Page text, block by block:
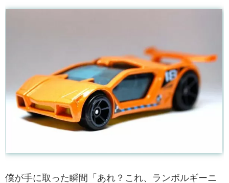
僕が手に取った瞬間「あれ？これ、ランボルギーニ